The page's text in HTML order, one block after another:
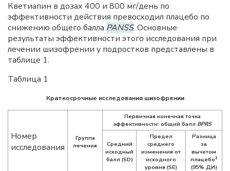
Кветиапин в дозах 400 и 800 мг/день по
эффективности действия превосходил плацебо по
снижению общего балла PANSS. Основные
результаты эффективности этого исследования при
лечении шизофрении у подростков представлены в
таблице 1.
Таблица 1
Краткосрочные исследования шизофрении
Номер
исследования
Группа
лечения
Первичная конечная точка
эффективности: общий балл BPRS
Средний
исходный
балл (SD)
Предел
среднего
изменения от
исходного
уровня (SE)
Разница
за
вычетом
плацебо1
(95% ДИ)